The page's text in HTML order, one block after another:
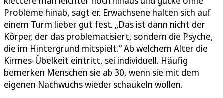
Probleme hinab, sagt er. Erwachsene halten sich auf
einem Turm lieber gut fest. „Das ist dann nicht der
Körper, der das problematisiert, sondern die Psyche,
die im Hintergrund mitspielt.“ Ab welchem Alter die
Kirmes-Übelkeit eintritt, sei individuell. Häufig
bemerken Menschen sie ab 30, wenn sie mit dem
eigenen Nachwuchs wieder schaukeln wollen.